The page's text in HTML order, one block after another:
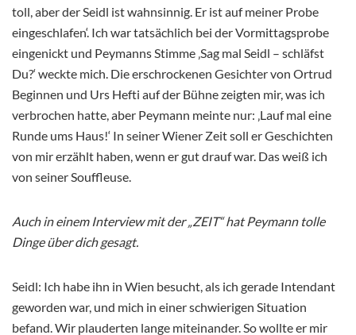
toll, aber der Seidl ist wahnsinnig. Er ist auf meiner Probe
eingeschlafen‘. Ich war tatsächlich bei der Vormittagsprobe
eingenickt und Peymanns Stimme ‚Sag mal Seidl – schläfst
Du?‘ weckte mich. Die erschrockenen Gesichter von Ortrud
Beginnen und Urs Hefti auf der Bühne zeigten mir, was ich
verbrochen hatte, aber Peymann meinte nur: ‚Lauf mal eine
Runde ums Haus!‘ In seiner Wiener Zeit soll er Geschichten
von mir erzählt haben, wenn er gut drauf war. Das weiß ich
von seiner Souffleuse.
Auch in einem Interview mit der „ZEIT“ hat Peymann tolle
Dinge über dich gesagt.
Seidl: Ich habe ihn in Wien besucht, als ich gerade Intendant
geworden war, und mich in einer schwierigen Situation
befand. Wir plauderten lange miteinander. So wollte er mir